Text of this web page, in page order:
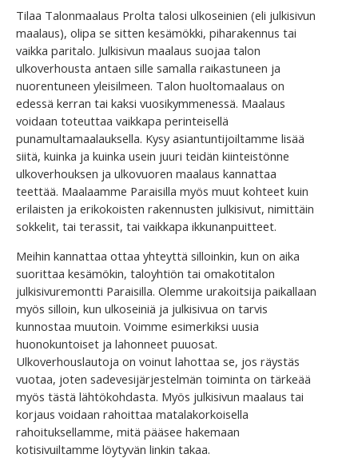
Tilaa Talonmaalaus Prolta talosi ulkoseinien (eli julkisivun
maalaus), olipa se sitten kesämökki, piharakennus tai
vaikka paritalo. Julkisivun maalaus suojaa talon
ulkoverhousta antaen sille samalla raikastuneen ja
nuorentuneen yleisilmeen. Talon huoltomaalaus on
edessä kerran tai kaksi vuosikymmenessä. Maalaus
voidaan toteuttaa vaikkapa perinteisellä
punamultamaalauksella. Kysy asiantuntijoiltamme lisää
siitä, kuinka ja kuinka usein juuri teidän kiinteistönne
ulkoverhouksen ja ulkovuoren maalaus kannattaa
teettää. Maalaamme Paraisilla myös muut kohteet kuin
erilaisten ja erikokoisten rakennusten julkisivut, nimittäin
sokkelit, tai terassit, tai vaikkapa ikkunanpuitteet.
Meihin kannattaa ottaa yhteyttä silloinkin, kun on aika
suorittaa kesämökin, taloyhtiön tai omakotitalon
julkisivuremontti Paraisilla. Olemme urakoitsija paikallaan
myös silloin, kun ulkoseiniä ja julkisivua on tarvis
kunnostaa muutoin. Voimme esimerkiksi uusia
huonokuntoiset ja lahonneet puuosat.
Ulkoverhouslautoja on voinut lahottaa se, jos räystäs
vuotaa, joten sadevesijärjestelmän toiminta on tärkeää
myös tästä lähtökohdasta. Myös julkisivun maalaus tai
korjaus voidaan rahoittaa matalakorkoisella
rahoituksellamme, mitä pääsee hakemaan
kotisivuiltamme löytyvän linkin takaa.